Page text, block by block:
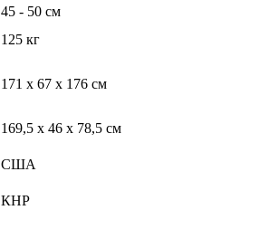
45 - 50 см
125 кг
171 х 67 х 176 cм
169,5 х 46 х 78,5 см
США
КНР